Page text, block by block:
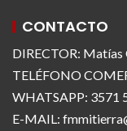
CONTACTO
DIRECTOR: Matías
TELÉFONO
WHATSAPP: 3571
E-MAIL: